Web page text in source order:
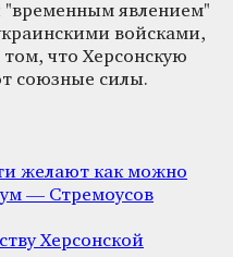
"временным явлением"
войсками,
что Херсонскую
союзные силы.
желают как можно
— Стремоусов
Херсонской